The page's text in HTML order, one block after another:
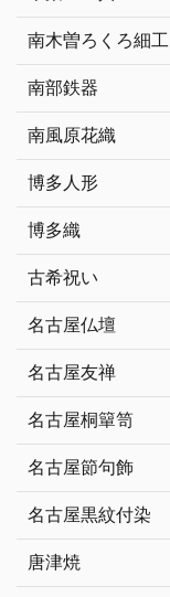
南木曽ろくろ細工
南部鉄器
南風原花織
博多人形
博多織
古希祝い
名古屋仏壇
名古屋友禅
名古屋桐簞笥
名古屋節句飾
名古屋黒紋付染
唐津焼